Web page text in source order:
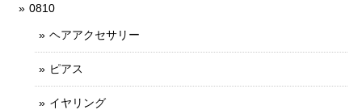
0810
ヘアアクセサリー
ピアス
イヤリング